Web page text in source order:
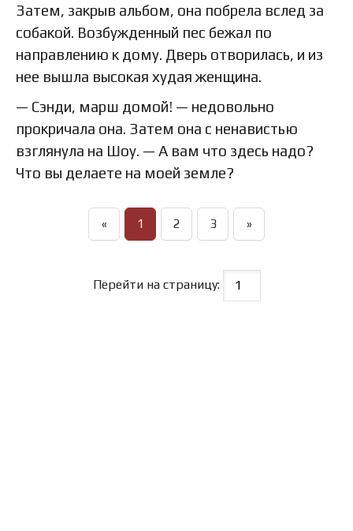
Затем, закрыв альбом, она побрела вслед за
собакой. Возбужденный пес бежал по
направлению к дому. Дверь отворилась, и из
нее вышла высокая худая женщина.
— Сэнди, марш домой! — недовольно
прокричала она. Затем она с ненавистью
взглянула на Шоу. — А вам что здесь надо?
Что вы делаете на моей земле?
« 1 2 3 »
Перейти на страницу: